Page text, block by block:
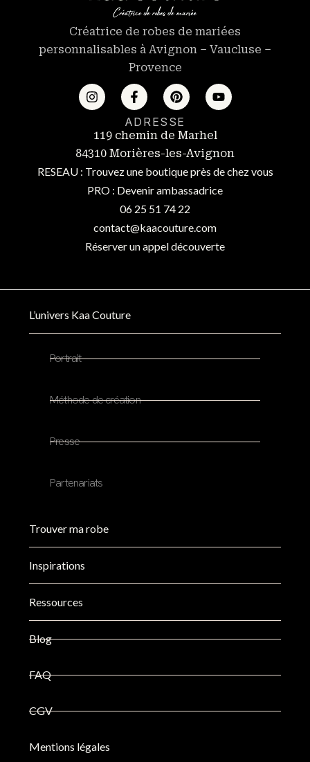
L’univers Kaa Couture
Portrait
Méthode de création
Presse
Partenariats
Trouver ma robe
Inspirations
Ressources
Blog
FAQ
CGV
Mentions légales
ADRESSE
119 chemin de Marhel
84310 Morières-les-Avignon
RESEAU : Trouvez une boutique près de chez vous
PRO : Devenir ambassadrice
Créatrice de robes de mariées
personnalisables à Avignon – Vaucluse –
Provence
06 25 51 74 22
contact@kaacouture.com
Réserver un appel découverte